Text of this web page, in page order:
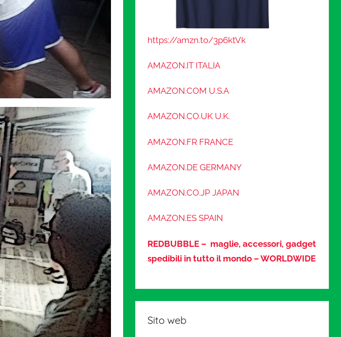
https://amzn.to/3p6ktVk
AMAZON.IT ITALIA
AMAZON.COM U.S.A
AMAZON.CO.UK U.K.
AMAZON.FR FRANCE
AMAZON.DE GERMANY
AMAZON.CO.JP JAPAN
AMAZON.ES SPAIN
REDBUBBLE – maglie, accessori, gadget
spedibili in tutto il mondo – WORLDWIDE
Sito web